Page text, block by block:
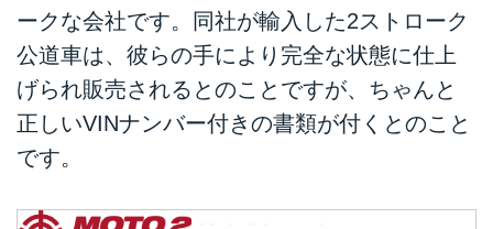
ークな会社です。同社が輸入した2ストローク
公道車は、彼らの手により完全な状態に仕上
げられ販売されるとのことですが、ちゃんと
正しいVINナンバー付きの書類が付くとのこと
です。